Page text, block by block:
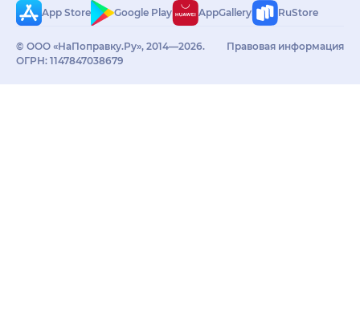
App Store
Google Play AppGallery RuStore
© ООО «НаПоправку.Ру», 2014—2026.
ОГРН: 1147847038679
Правовая информация